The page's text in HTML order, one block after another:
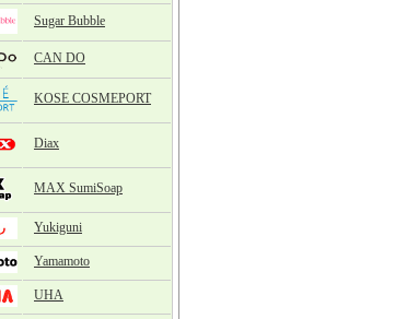
Sugar Bubble
CAN DO
KOSE COSMEPORT
Diax
MAX SumiSoap
Yukiguni
Yamamoto
UHA